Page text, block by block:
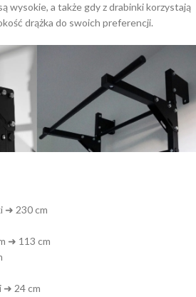
wysokie, a także gdy z drabinki korzystają
drążka do swoich preferencji.
➜ 230 cm
➜ 113 cm
➜ 24 cm